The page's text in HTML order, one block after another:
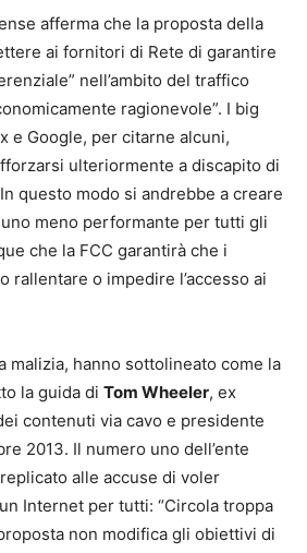
afferma che la proposta della
ai fornitori di Rete di garantire
nell’ambito del traffico
ragionevole”. I big
e Google, per citarne alcuni,
ulteriormente a discapito di
questo modo si andrebbe a creare
meno performante per tutti gli
che la FCC garantirà che i
rallentare o impedire l’accesso ai
malizia, hanno sottolineato come la
la guida di Tom Wheeler, ex
contenuti via cavo e presidente
2013. Il numero uno dell’ente
alle accuse di voler
Internet per tutti: “Circola troppa
non modifica gli obiettivi di